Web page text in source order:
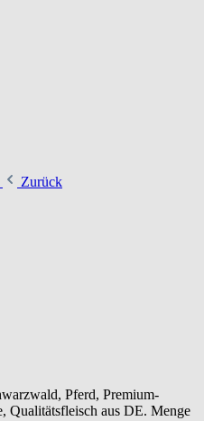
Zurück